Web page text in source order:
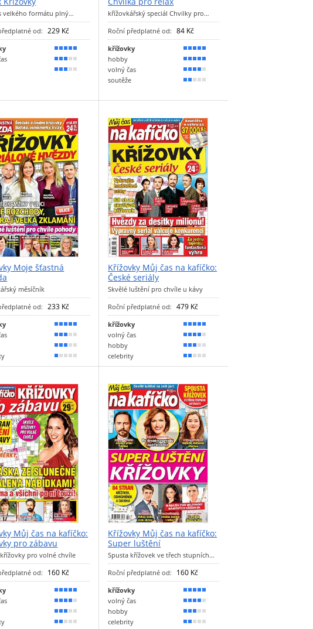
velkého formátu plný…
od: 229 Kč
90 %
60 %
50 %
křížovkářský speciál Chvilky pro…
Roční předplatné od: 84 Kč
křížovky
100 %
hobby
90 %
volný čas
80 %
soutěže
40 %
Moje šťastná
měsíčník
od: 233 Kč
100 %
60 %
50 %
20 %
Křížovky Můj čas na kafíčko:
České seriály
Skvělé luštění pro chvíle u kávy
Roční předplatné od: 479 Kč
křížovky
90 %
volný čas
70 %
hobby
50 %
celebrity
40 %
Můj čas na kafíčko:
pro zábavu
pro volné chvíle
od: 160 Kč
90 %
70 %
50 %
40 %
Křížovky Můj čas na kafíčko:
Super luštění
Spusta křížovek ve třech stupních…
Roční předplatné od: 160 Kč
křížovky
90 %
volný čas
70 %
hobby
50 %
celebrity
40 %